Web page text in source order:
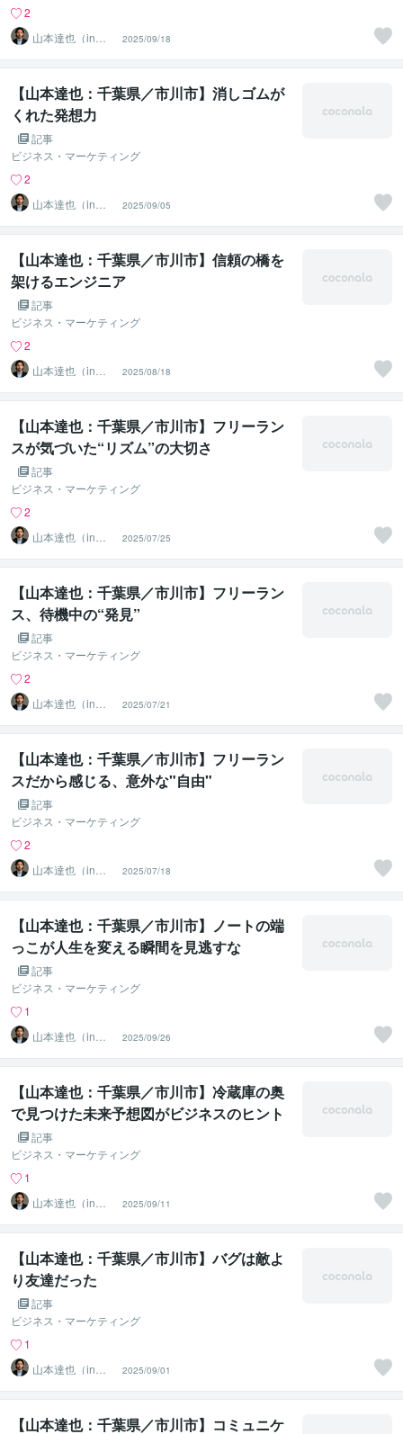
2
山本達也（in千
葉県市川市）
2025/09/18
【山本達也：千葉県／市川市】消しゴムが
くれた発想力
記事
ビジネス・マーケティング
2
山本達也（in千
葉県市川市）
2025/09/05
【山本達也：千葉県／市川市】信頼の橋を
架けるエンジニア
記事
ビジネス・マーケティング
2
山本達也（in千
葉県市川市）
2025/08/18
【山本達也：千葉県／市川市】フリーラン
スが気づいた“リズム”の大切さ
記事
ビジネス・マーケティング
2
山本達也（in千
葉県市川市）
2025/07/25
【山本達也：千葉県／市川市】フリーラン
ス、待機中の“発見”
記事
ビジネス・マーケティング
2
山本達也（in千
葉県市川市）
2025/07/21
【山本達也：千葉県／市川市】フリーラン
スだから感じる、意外な"自由"
記事
ビジネス・マーケティング
2
山本達也（in千
葉県市川市）
2025/07/18
【山本達也：千葉県／市川市】ノートの端
っこが人生を変える瞬間を見逃すな
記事
ビジネス・マーケティング
1
山本達也（in千
葉県市川市）
2025/09/26
【山本達也：千葉県／市川市】冷蔵庫の奥
で見つけた未来予想図がビジネスのヒント
になるなんて
記事
ビジネス・マーケティング
1
山本達也（in千
葉県市川市）
2025/09/11
【山本達也：千葉県／市川市】バグは敵よ
り友達だった
記事
ビジネス・マーケティング
1
山本達也（in千
葉県市川市）
2025/09/01
【山本達也：千葉県／市川市】コミュニケ